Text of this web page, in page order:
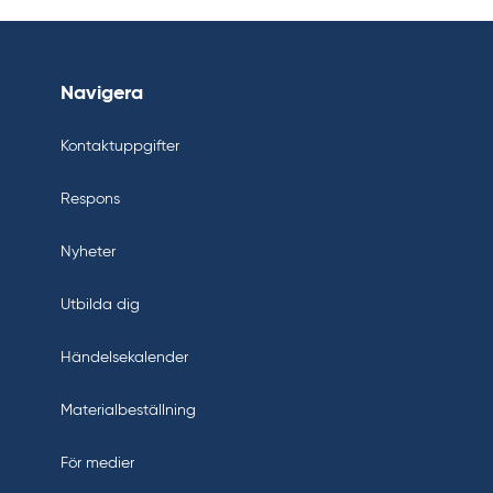
Navigera
Kontaktuppgifter
Respons
Nyheter
Utbilda dig
Händelsekalender
Materialbeställning
För medier